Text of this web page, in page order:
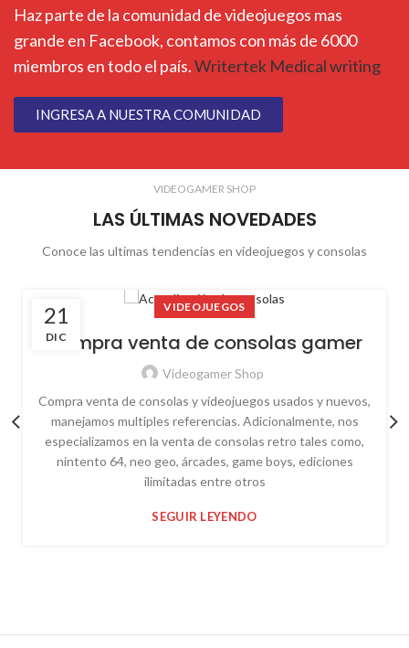
Haz parte de la comunidad de videojuegos mas
grande en Facebook, contamos con más de 6000
miembros en todo el país.Writertek Medical writing
INGRESA A NUESTRA COMUNIDAD
VIDEOGAMER SHOP
LAS ÚLTIMAS NOVEDADES
Conoce las ultimas tendencias en videojuegos y consolas
21
DIC
VIDEOJUEGOS
Compra venta de consolas gamer
Videogamer Shop
Compra venta de consolas y vídeojuegos usados y nuevos,
manejamos multiples referencias. Adicionalmente, nos
especializamos en la venta de consolas retro tales como,
nintento 64, neo geo, árcades, game boys, ediciones
ilimitadas entre otros
SEGUIR LEYENDO